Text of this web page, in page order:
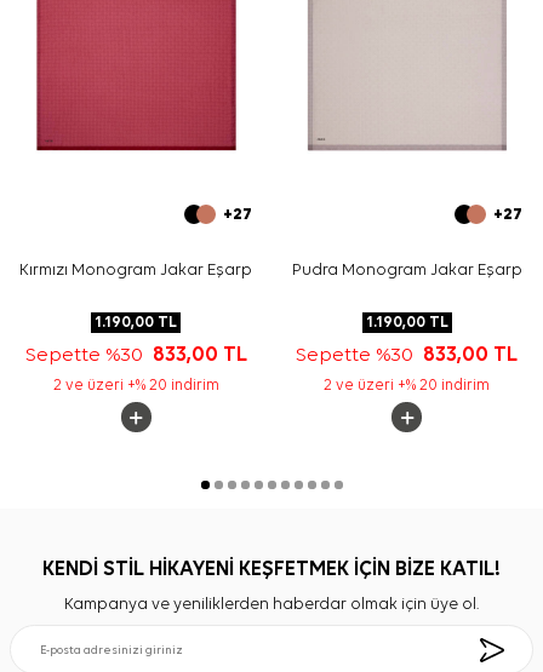
+27
Kırmızı Monogram Jakar Eşarp
1.190,00 TL
Sepette %30 833,00 TL
2 ve üzeri +% 20 indirim
+27
Pudra Monogram Jakar Eşarp
1.190,00TL
Sepette %30 833,00 TL
2 ve üzeri +% 20 indirim
KENDİ STİL HİKAYENİ KEŞFETMEK İÇİN BİZE KATIL!
Kampanya ve yeniliklerden haberdar olmak için üye ol.